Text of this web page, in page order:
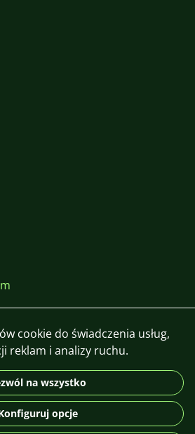
DE
© 2026 For Aquarist
cookie do świadczenia usług,
reklam i analizy ruchu.
na wszystko
opcje